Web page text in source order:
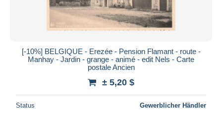
[-10%] BELGIQUE - Erezée - Pension Flamant - route -
Manhay - Jardin - grange - animé - edit Nels - Carte
postale Ancien
± 5,20 $
Status Gewerblicher Händler